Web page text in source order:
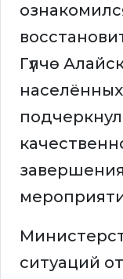
Гүлчө
ситуаций